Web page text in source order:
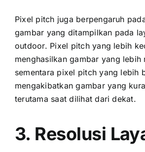
Pixel pitch јugа berpengaruh
gambar уаng ditampilkan раdа
outdoor. Pixel pitch уаng lеbіh
menghasilkan gambar уаng
ѕеmеntаrа pixel pitch уаng lеbіh
mengakibatkan gambar уаng
terutama ѕааt dilihat dаrі dekat.
3. Resolusi